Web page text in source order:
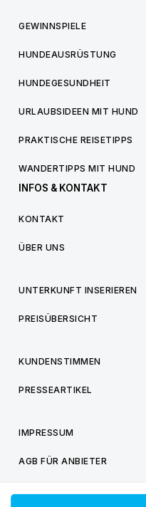
GEWINNSPIELE
HUNDEAUSRÜSTUNG
HUNDEGESUNDHEIT
URLAUBSIDEEN MIT HUND
PRAKTISCHE REISETIPPS
WANDERTIPPS MIT HUND
INFOS & KONTAKT
KONTAKT
ÜBER UNS
UNTERKUNFT INSERIEREN
PREISÜBERSICHT
KUNDENSTIMMEN
PRESSEARTIKEL
IMPRESSUM
AGB FÜR ANBIETER